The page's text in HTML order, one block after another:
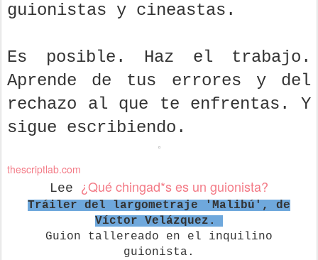
guionistas y cineastas.
Es posible. Haz el trabajo.
Aprende de tus errores y del
rechazo al que te enfrentas. Y
sigue escribiendo.
thescriptlab.com
Lee ¿Qué chingad*s es un guionista?
Tráiler del largometraje 'Malibú', de
Víctor Velázquez.
Guion tallereado en el inquilino
guionista.